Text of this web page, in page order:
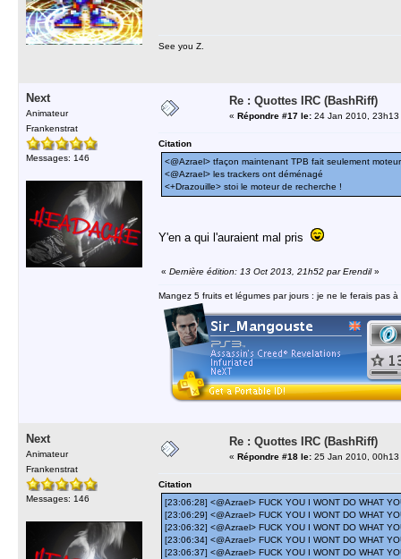
See you Z.
Next
Animateur
Frankenstrat
Messages: 146
Re : Quottes IRC (BashRiff)
« Répondre #17 le: 24 Jan 2010, 23h13
Citation
<@Azrael> tfaçon maintenant TPB fait seulement
<@Azrael> les trackers ont déménagé
<+Drazouille> stoi le moteur de recherche !
Y'en a qui l'auraient mal pris
« Dernière édition: 13 Oct 2013, 21h52 par Erendil»
Mangez 5 fruits et légumes par jours : je ne le ferais pas
Next
Animateur
Frankenstrat
Messages: 146
Re : Quottes IRC (BashRiff)
« Répondre #18 le: 25 Jan 2010, 00h13
Citation
[23:06:28] <@Azrael> FUCK YOU I WONT DO WHAT
[23:06:29] <@Azrael> FUCK YOU I WONT DO WHAT
[23:06:32] <@Azrael> FUCK YOU I WONT DO WHAT
[23:06:34] <@Azrael> FUCK YOU I WONT DO WHAT
[23:06:37] <@Azrael> FUCK YOU I WONT DO WHAT